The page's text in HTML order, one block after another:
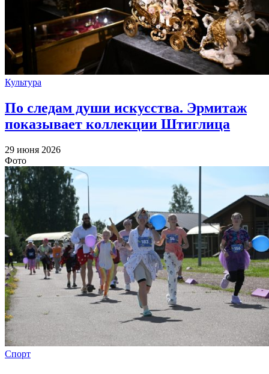
Культура
По следам души искусства. Эрмитаж
показывает коллекции Штиглица
29 июня 2026
Фото
Спорт